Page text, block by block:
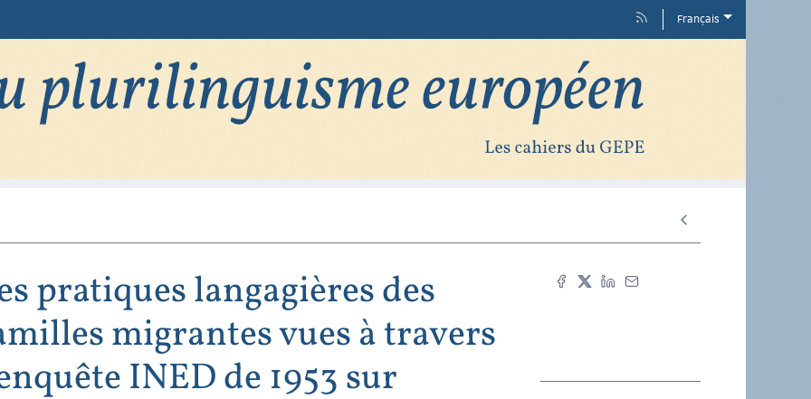
Français
pratiques langagières des
migrantes vues à travers
INED de 1953 sur